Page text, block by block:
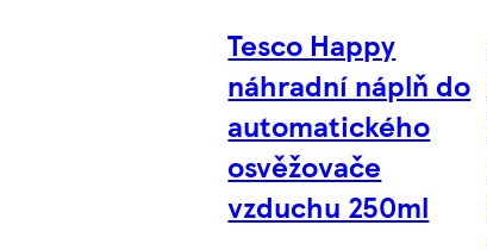
Tesco Happy
náhradní náplň do
automatického
osvěžovače
vzduchu 250ml